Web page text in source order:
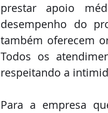
prestar apoio
desempenho do
também oferecem
Todos os
respeitando a
Para a empresa